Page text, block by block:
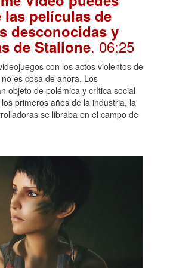
las películas de
desconocidas y
de Stallone. 06:25
con los actos violentos de
es cosa de ahora. Los
objeto de polémica y crítica social
primeros años de la industria, la
se libraba en el campo de